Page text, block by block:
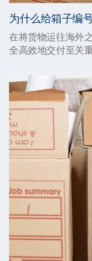
为什么给箱子编
在将货物运往海外
全高效地交付至关